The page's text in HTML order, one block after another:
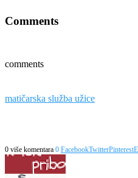
Comments
comments
matičarska služba užice
0 više komentara 0 FacebookTwitterPinterest